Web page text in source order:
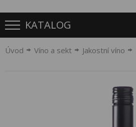
KATALOG
Úvod Víno a sekt Jakostní víno